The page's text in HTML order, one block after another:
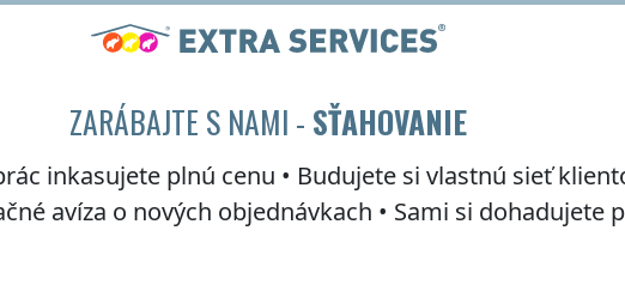
ZARÁBAJTE S NAMI - SŤAHOVANIE
inkasujete plnú cenu • Budujete si vlastnú sieť
avíza o nových objednávkach • Sami si dohadujete